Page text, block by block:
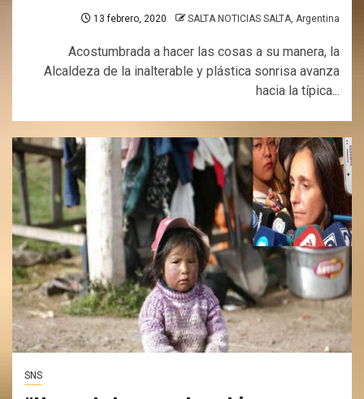
13 febrero, 2020 SALTA NOTICIAS SALTA, Argentina
Acostumbrada a hacer las cosas a su manera, la
Alcaldeza de la inalterable y plástica sonrisa avanza
hacia la típica...
SNS